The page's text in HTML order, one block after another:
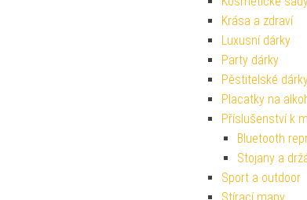
Krása a zdraví
Luxusní dárky
Party dárky
Pěstitelské
Placatky na
Příslušenství k
Bluetooth
Stojany a
Sport a outdoor